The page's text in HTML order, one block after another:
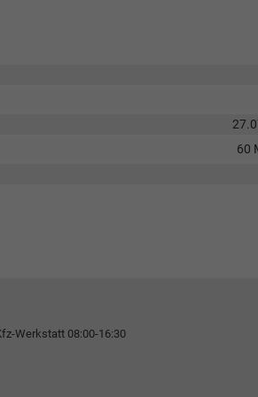
60
Werkstatt 08:00-16:30